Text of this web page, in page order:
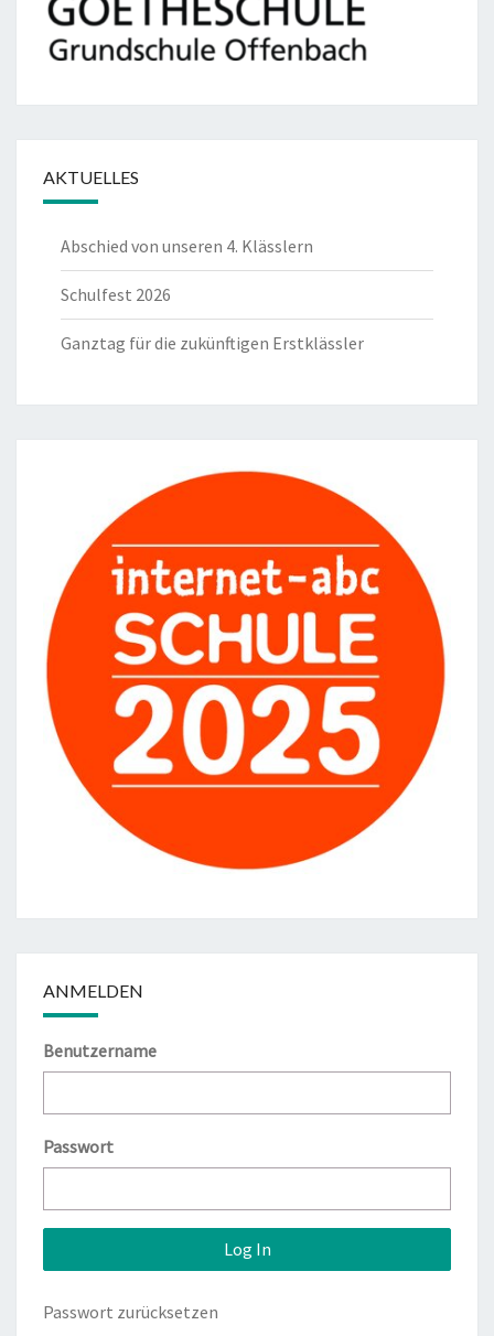
AKTUELLES
Abschied von unseren 4. Klässlern
Schulfest 2026
Ganztag für die zukünftigen Erstklässler
ANMELDEN
Benutzername
Passwort
Passwort zurücksetzen